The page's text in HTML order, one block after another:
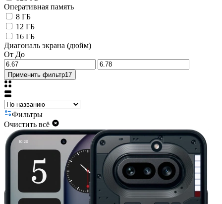
Оперативная память
8 ГБ
12 ГБ
16 ГБ
Диагональ экрана (дюйм)
От До
Применить фильтр17
Фильтры
Очистить всё